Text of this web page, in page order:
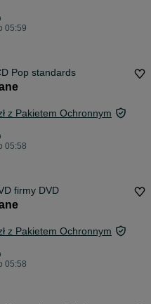
05:59
Pop standards
z Pakietem Ochronnym
05:58
firmy DVD
z Pakietem Ochronnym
05:58